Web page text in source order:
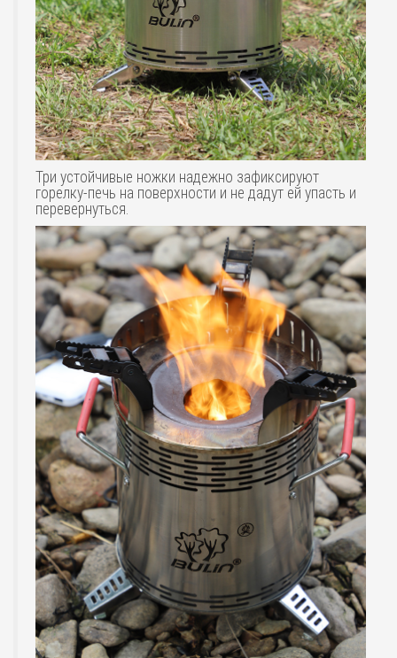
Три устойчивые ножки надежно зафиксируют
горелку-печь на поверхности и не дадут ей упасть и
перевернуться.